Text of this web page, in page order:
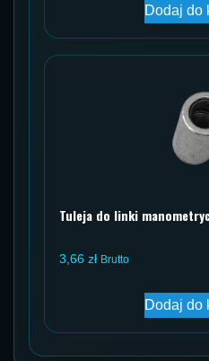
Dodaj do
Tuleja do linki
3,66 zł Brutto
Dodaj do